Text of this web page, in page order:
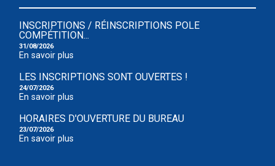
INSCRIPTIONS / RÉINSCRIPTIONS POLE
COMPÉTITION...
31/08/2026
En savoir plus
LES INSCRIPTIONS SONT OUVERTES !
24/07/2026
En savoir plus
HORAIRES D'OUVERTURE DU BUREAU
23/07/2026
En savoir plus